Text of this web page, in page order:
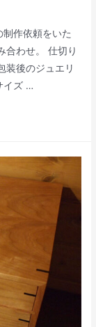
作依頼をいた
合わせ。 仕切り
装後のジュエリ
イズ …